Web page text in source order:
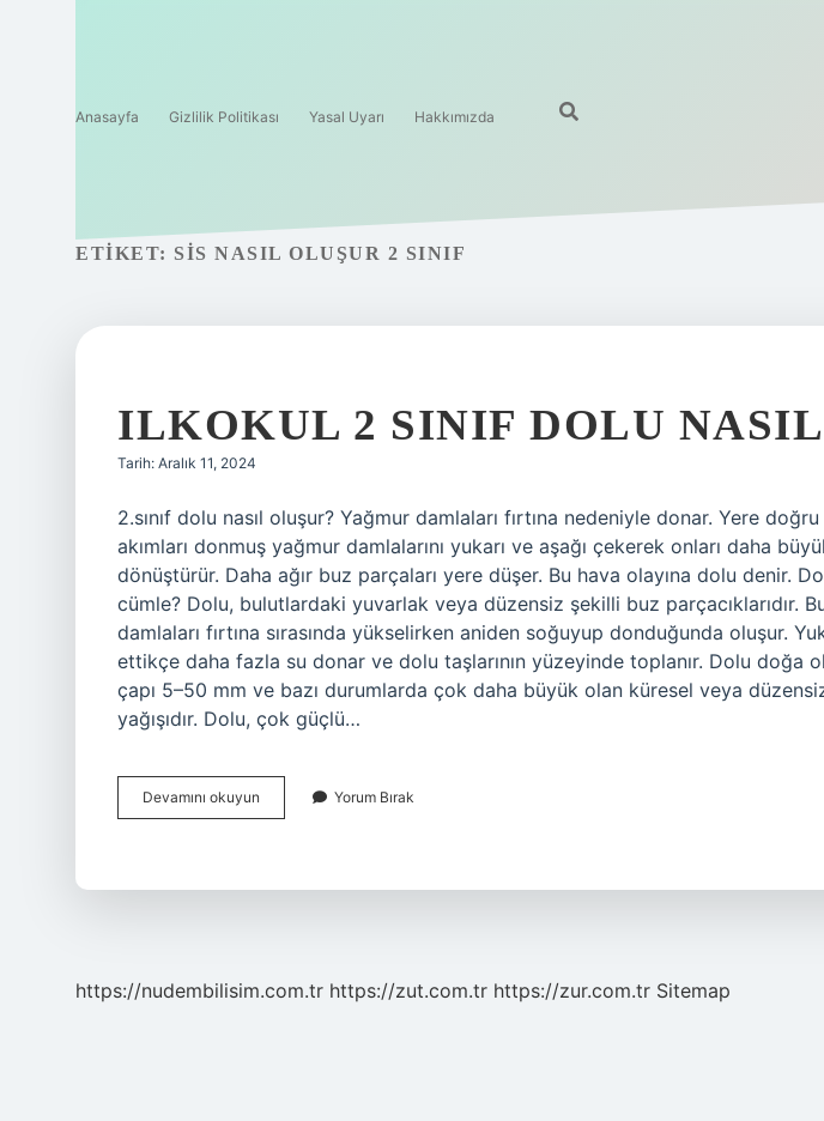
Anasayfa Gizlilik Politikası Yasal Uyarı Hakkımızda
ETIKET: SIS NASIL OLUŞUR 2 SINIF
ILKOKUL 2 SINIF DOLU
Tarih: Aralık 11, 2024
2.sınıf dolu nasıl oluşur? Yağmur damlaları fırtına nedeniyle donar. Yere
akımları donmuş yağmur damlalarını yukarı ve aşağı çekerek onları daha
dönüştürür. Daha ağır buz parçaları yere düşer. Bu hava olayına dolu denir.
cümle? Dolu, bulutlardaki yuvarlak veya düzensiz şekilli buz parçacıklarıdır.
damlaları fırtına sırasında yükselirken aniden soğuyup donduğunda oluşur.
ettikçe daha fazla su donar ve dolu taşlarının yüzeyinde toplanır. Dolu doğa
çapı 5–50 mm ve bazı durumlarda çok daha büyük olan küresel veya
yağışıdır. Dolu, çok güçlü…
Devamını okuyun
2
Yorum Bırak
https://nudembilisim.com.tr https://zut.com.tr https://zur.com.tr Sitemap